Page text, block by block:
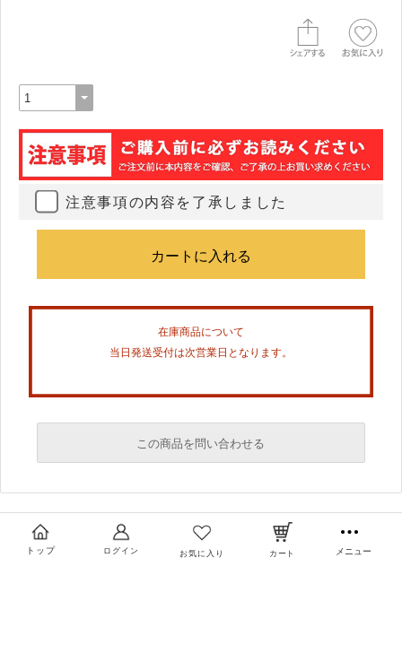
注意事項の内容を了承しました
在庫商品について
当日発送受付は次営業日となります。
この商品を問い合わせる
トップ ログイン お気に入り カート メニュー